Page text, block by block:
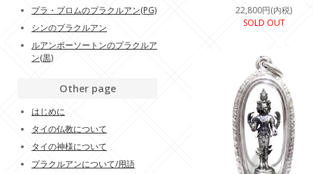
22,800円(内税)
SOLD OUT
プラ・プロムのプラクルアン(PG)
シンのプラクルアン
ルアンポーソートンのプラクルア
ン(黒)
Other page
はじめに
タイの仏教について
タイの神様について
プラクルアンについて/用語